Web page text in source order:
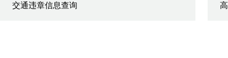
交通违章信息查询